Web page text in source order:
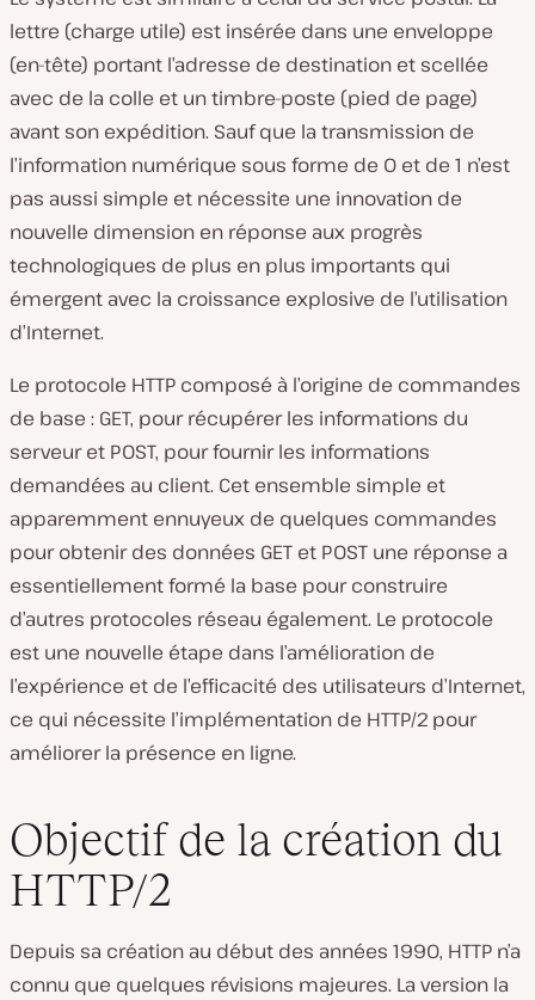
lettre (charge utile) est insérée dans une enveloppe
(en-tête) portant l’adresse de destination et scellée
avec de la colle et un timbre-poste (pied de page)
avant son expédition. Sauf que la transmission de
l’information numérique sous forme de 0 et de 1 n’est
pas aussi simple et nécessite une innovation de
nouvelle dimension en réponse aux progrès
technologiques de plus en plus importants qui
émergent avec la croissance explosive de l’utilisation
d’Internet.
Le protocole HTTP composé à l’origine de commandes
de base : GET, pour récupérer les informations du
serveur et POST, pour fournir les informations
demandées au client. Cet ensemble simple et
apparemment ennuyeux de quelques commandes
pour obtenir des données GET et POST une réponse a
essentiellement formé la base pour construire
d’autres protocoles réseau également. Le protocole
est une nouvelle étape dans l’amélioration de
l’expérience et de l’efficacité des utilisateurs d’Internet,
ce qui nécessite l’implémentation de HTTP/2 pour
améliorer la présence en ligne.
Objectif de la création du
HTTP/2
Depuis sa création au début des années 1990, HTTP n’a
connu que quelques révisions majeures. La version la